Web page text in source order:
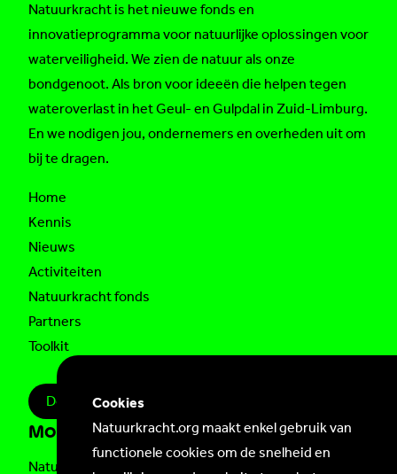
Natuurkracht is het nieuwe fonds en
innovatieprogramma voor natuurlijke oplossingen voor
waterveiligheid. We zien de natuur als onze
bondgenoot. Als bron voor ideeën die helpen tegen
wateroverlast in het Geul- en Gulpdal in Zuid-Limburg.
En we nodigen jou, ondernemers en overheden uit om
bij te dragen.
Home
Kennis
Nieuws
Activiteiten
Natuurkracht fonds
Partners
Toolkit
Doe mee!
Mogelijk gemaakt door
Natuurkracht is een initiatief van
Cookies
Natuurkracht.org maakt enkel gebruik van
functionele cookies om de snelheid en